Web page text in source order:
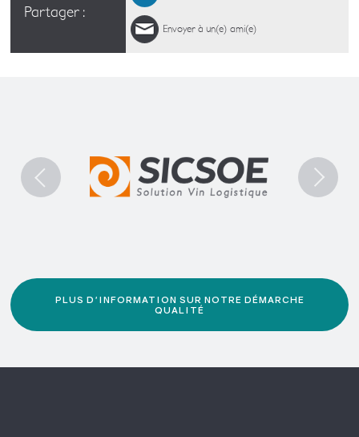
Partager :
Envoyer à un(e) ami(e)
PLUS D'INFORMATION SUR NOTRE DÉMARCHE
QUALITÉ